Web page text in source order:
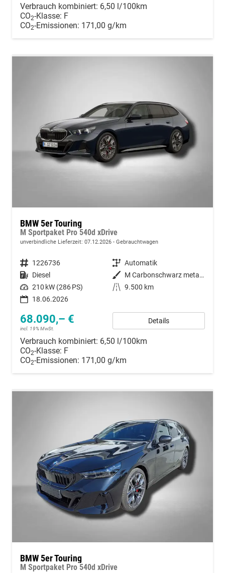
Verbrauch kombiniert: 6,50 l/100km
CO2-Klasse: F
CO2-Emissionen: 171,00 g/km
BMW 5er Touring
M Sportpaket Pro 540d xDrive
unverbindliche Lieferzeit: 07.12.2026 Gebrauchtwagen
Fahrzeugnummer 1226736 Getriebe Automatik
Kraftstoff Diesel Außenfarbe
M Carbonschwarz metallic
Leistung 210 kW (286 PS) Kilometerstand 9.500 km
18.06.2026
68.090,– €
incl. 19% MwSt.
Details
Verbrauch kombiniert: 6,50 l/100km
CO2-Klasse: F
CO2-Emissionen: 171,00 g/km
BMW 5er Touring
M Sportpaket Pro 540d xDrive